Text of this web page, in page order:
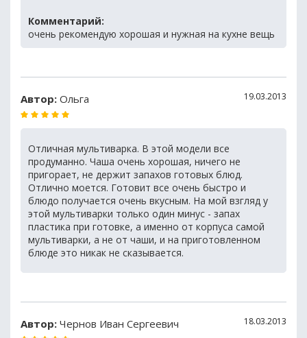
Комментарий:
очень рекомендую хорошая и нужная на кухне вещь
Автор: Ольга 19.03.2013
Отличная мультиварка. В этой модели все
продуманно. Чаша очень хорошая, ничего не
пригорает, не держит запахов готовых блюд.
Отлично моется. Готовит все очень быстро и
блюдо получается очень вкусным. На мой взгляд у
этой мультиварки только один минус - запах
пластика при готовке, а именно от корпуса самой
мультиварки, а не от чаши, и на приготовленном
блюде это никак не сказывается.
Автор: Чернов Иван Сергеевич 18.03.2013